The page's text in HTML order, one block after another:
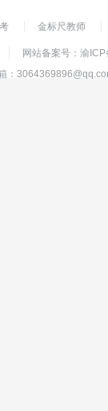
金标尺教师
网站备案号：渝
：